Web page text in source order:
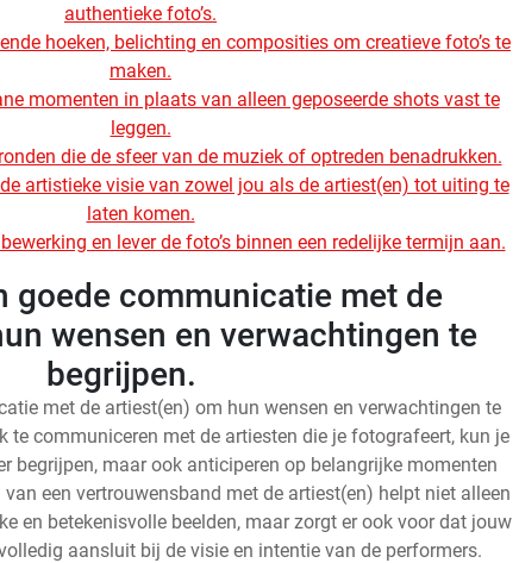
authentieke foto’s.
hoeken, belichting en composities om creatieve foto’s te
maken.
momenten in plaats van alleen geposeerde shots vast te
leggen.
die de sfeer van de muziek of optreden benadrukken.
artistieke visie van zowel jou als de artiest(en) tot uiting te
laten komen.
en lever de foto’s binnen een redelijke termijn aan.
goede communicatie met de
wensen en verwachtingen te
begrijpen.
met de artiest(en) om hun wensen en verwachtingen te
te communiceren met de artiesten die je fotografeert, kun je
begrijpen, maar ook anticiperen op belangrijke momenten
een vertrouwensband met de artiest(en) helpt niet alleen
en betekenisvolle beelden, maar zorgt er ook voor dat jouw
aansluit bij de visie en intentie van de performers.